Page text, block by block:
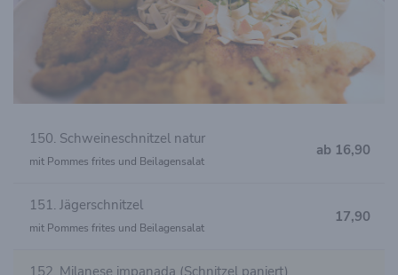
150. Schweineschnitzel natur
mit Pommes frites und Beilagensalat
ab 16,90
151. Jägerschnitzel
mit Pommes frites und Beilagensalat
17,90
152. Milanese impanada (Schnitzel paniert)